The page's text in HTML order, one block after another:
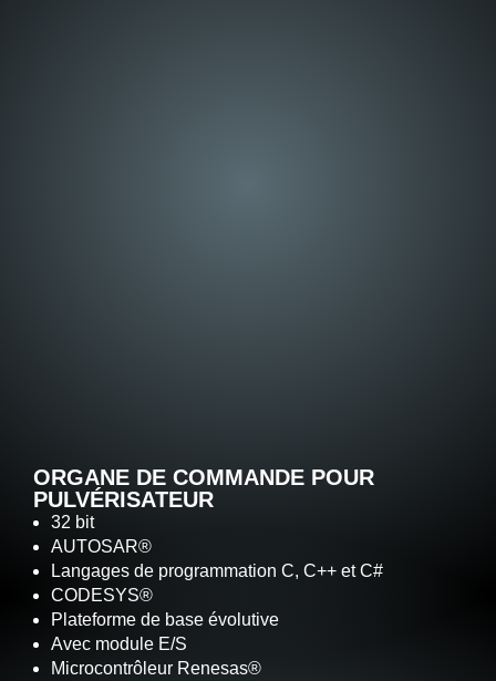
ORGANE DE COMMANDE POUR
PULVÉRISATEUR
32 bit
AUTOSAR®
Langages de programmation C, C++ et C#
CODESYS®
Plateforme de base évolutive
Avec module E/S
Microcontrôleur Renesas®